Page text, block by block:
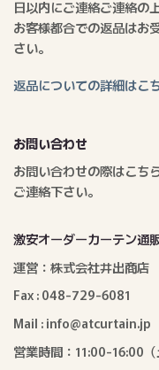
日以内にご連絡ご連絡の
お客様都合での返品はお
さい。
返品についての詳細はこ
お問い合わせ
お問い合わせの際はこち
ご連絡下さい。
激安オーダーカーテン通
運営：株式会社井出商店
Fax : 048-729-6081
Mail : info@atcurtain.jp
営業時間：11:00-16:00（